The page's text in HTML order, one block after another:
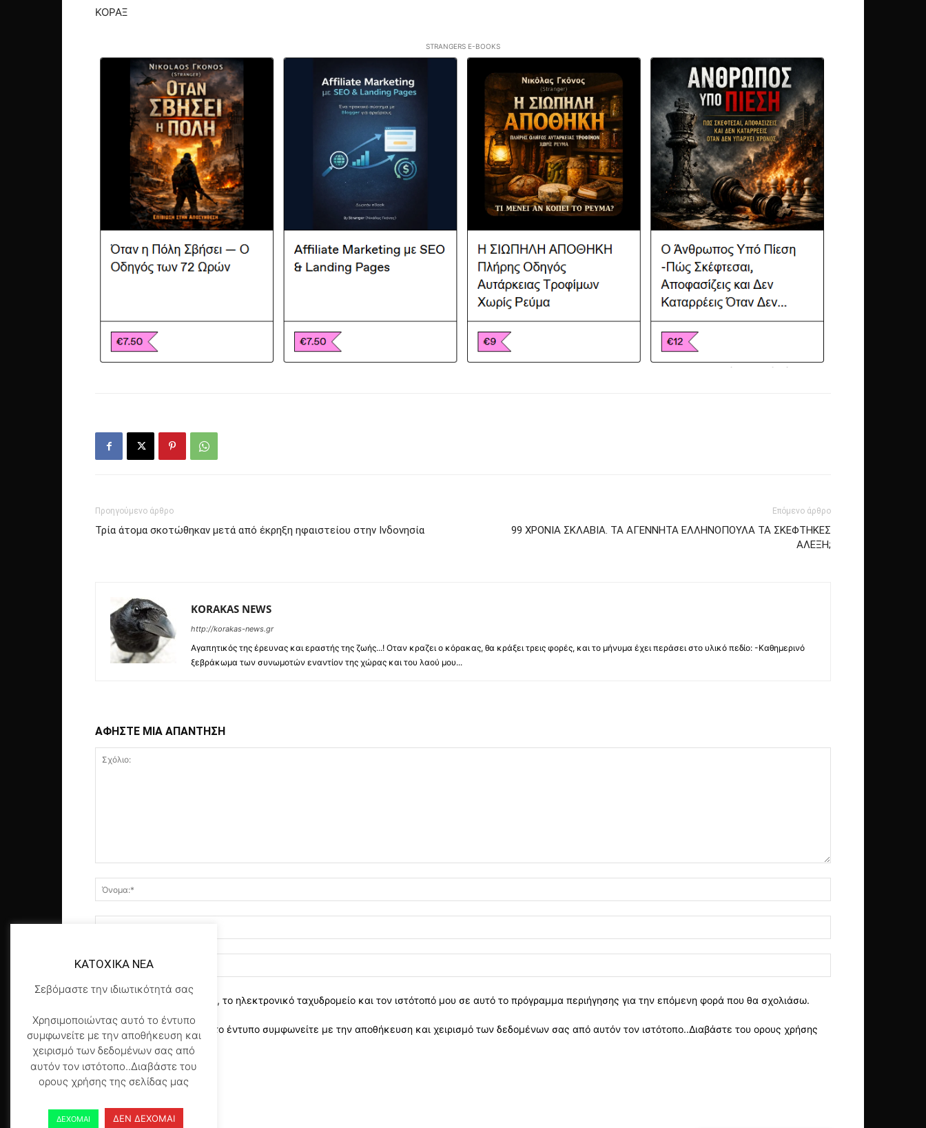
ΚΟΡΑΞ
STRANGERS E-BOOKS
Προηγούμενο άρθρο
Τρία άτομα σκοτώθηκαν μετά από έκρηξη ηφαιστείου στην Ινδονησία
Επόμενο άρθρο
99 ΧΡΟΝΙΑ ΣΚΛΑΒΙΑ. ΤΑ ΑΓΕΝΝΗΤΑ ΕΛΛΗΝΟΠΟΥΛΑ ΤΑ ΣΚΕΦΤΗΚΕΣ
ΑΛΕΞΗ;
KORAKAS NEWS
http://korakas-news.gr
Αγαπητικός της έρευνας και εραστής της ζωής...! Οταν κραζει ο κόρακας, θα κράξει τρεις φορές, και το μήνυμα έχει περάσει στο υλικό πεδίο: -Καθημερινό
ξεβράκωμα των συνωμοτών εναντίον της χώρας και του λαού μου...
ΑΦΗΣΤΕ ΜΙΑ ΑΠΑΝΤΗΣΗ
αποθηκεύστε το όνομα, το ηλεκτρονικό ταχυδρομείο και τον ιστότοπό μου σε αυτό το πρόγραμμα περιήγησης για την επόμενη φορά που θα σχολιάσω.
Χρησιμοποιώντας αυτό το έντυπο συμφωνείτε με την αποθήκευση και χειρισμό των δεδομένων σας από αυτόν τον ιστότοπο..Διαβάστε του ορους χρήσης
της σελίδας μας
KATOXIKA NEA
Σεβόμαστε την ιδιωτικότητά σας
Χρησιμοποιώντας αυτό το έντυπο
συμφωνείτε με την αποθήκευση και
χειρισμό των δεδομένων σας από
αυτόν τον ιστότοπο..Διαβάστε του
ορους χρήσης της σελίδας μας
ΔΕΧΟΜΑΙ ΔΕΝ ΔΕΧΟΜΑΙ